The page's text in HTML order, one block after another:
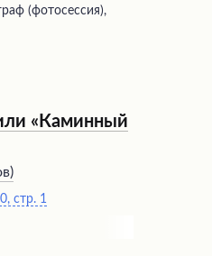
(фотосессия),
«Каминный
)
стр. 1